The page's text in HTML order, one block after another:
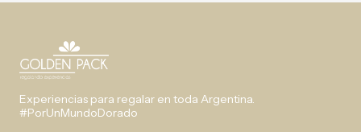
Experiencias para regalar en toda Argentina.
#PorUnMundoDorado